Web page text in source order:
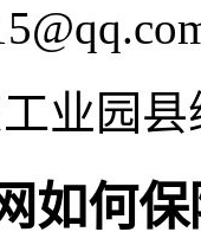
业园县
如何